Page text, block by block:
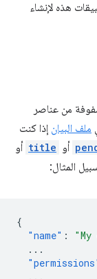
هذه لإنشاء
من عناصر
ملف البيان إذا كنت
أو title أو
المثال:
{
"name" :
...